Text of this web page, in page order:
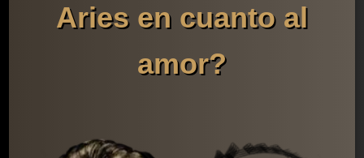
Aries en cuanto al
amor?